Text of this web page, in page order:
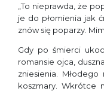
„To nieprawda, że
je do płomienia jak
znów się poparzy.
Gdy po śmierci
romansie ojca,
zniesienia.
koszmary. Wkrótce